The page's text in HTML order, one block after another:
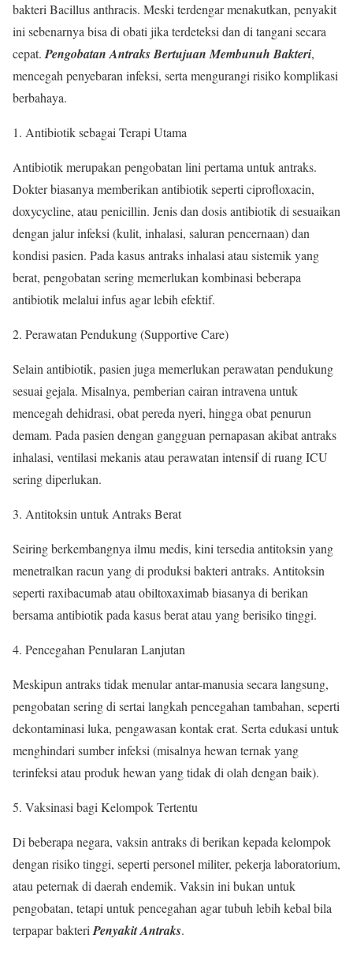
bakteri Bacillus anthracis. Meski terdengar menakutkan, penyakit
ini sebenarnya bisa di obati jika terdeteksi dan di tangani secara
cepat. Pengobatan Antraks Bertujuan Membunuh Bakteri,
mencegah penyebaran infeksi, serta mengurangi risiko komplikasi
berbahaya.
Antibiotik sebagai Terapi Utama
Antibiotik merupakan pengobatan lini pertama untuk antraks.
Dokter biasanya memberikan antibiotik seperti ciprofloxacin,
doxycycline, atau penicillin. Jenis dan dosis antibiotik di sesuaikan
dengan jalur infeksi (kulit, inhalasi, saluran pencernaan) dan
kondisi pasien. Pada kasus antraks inhalasi atau sistemik yang
berat, pengobatan sering memerlukan kombinasi beberapa
antibiotik melalui infus agar lebih efektif.
Perawatan Pendukung (Supportive Care)
Selain antibiotik, pasien juga memerlukan perawatan pendukung
sesuai gejala. Misalnya, pemberian cairan intravena untuk
mencegah dehidrasi, obat pereda nyeri, hingga obat penurun
demam. Pada pasien dengan gangguan pernapasan akibat antraks
inhalasi, ventilasi mekanis atau perawatan intensif di ruang ICU
sering diperlukan.
Antitoksin untuk Antraks Berat
Seiring berkembangnya ilmu medis, kini tersedia antitoksin yang
menetralkan racun yang di produksi bakteri antraks. Antitoksin
seperti raxibacumab atau obiltoxaximab biasanya di berikan
bersama antibiotik pada kasus berat atau yang berisiko tinggi.
Pencegahan Penularan Lanjutan
Meskipun antraks tidak menular antar-manusia secara langsung,
pengobatan sering di sertai langkah pencegahan tambahan, seperti
dekontaminasi luka, pengawasan kontak erat. Serta edukasi untuk
menghindari sumber infeksi (misalnya hewan ternak yang
terinfeksi atau produk hewan yang tidak di olah dengan baik).
Vaksinasi bagi Kelompok Tertentu
Di beberapa negara, vaksin antraks di berikan kepada kelompok
dengan risiko tinggi, seperti personel militer, pekerja laboratorium,
atau peternak di daerah endemik. Vaksin ini bukan untuk
pengobatan, tetapi untuk pencegahan agar tubuh lebih kebal bila
terpapar bakteri Penyakit Antraks.